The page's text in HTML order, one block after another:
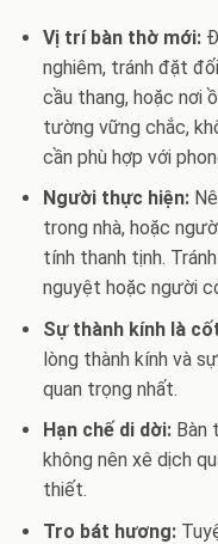
Vị trí bàn thờ mới:
nghiêm, tránh đặt
cầu thang, hoặc nơi
tường vững chắc,
cần phù hợp với
Người thực hiện:
trong nhà, hoặc
tính thanh tịnh.
nguyệt hoặc người
Sự thành kính là
lòng thành kính và
quan trọng nhất.
Hạn chế di dời:Bàn
không nên xê dịch
thiết.
Tro bát hương: